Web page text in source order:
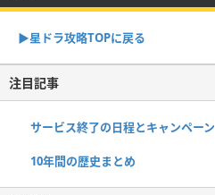
▶︎星ドラ攻略TOPに戻る
注目記事
サービス終了の日程とキャンペーン
10年間の歴史まとめ